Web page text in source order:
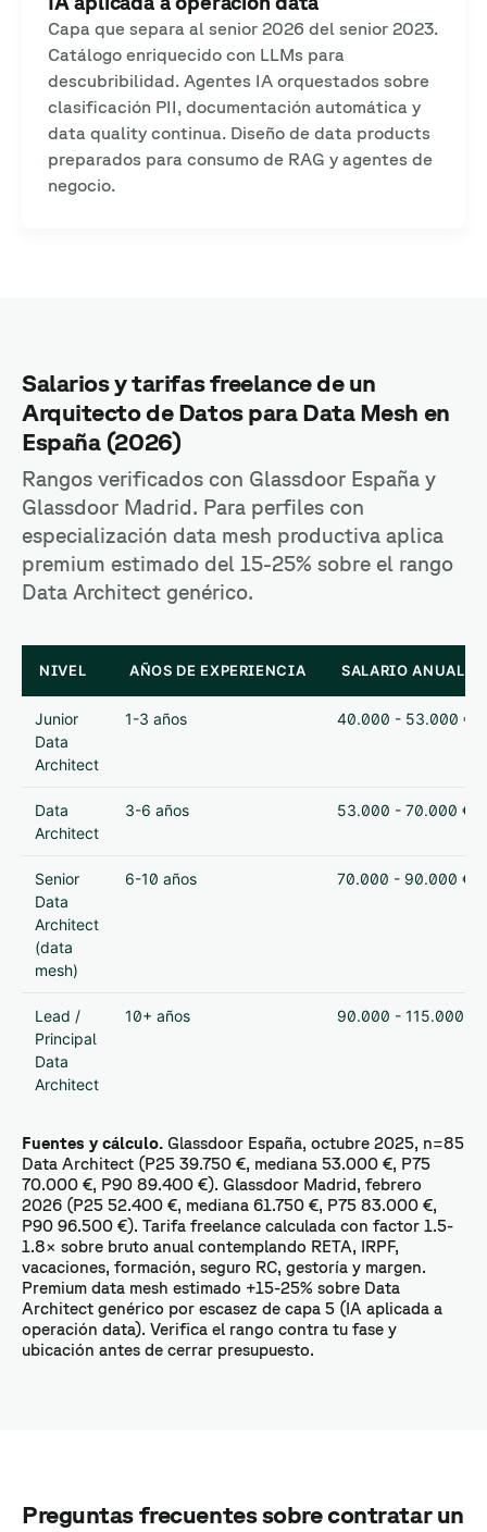
Capa que separa al senior 2026 del senior 2023.
Catálogo enriquecido con LLMs para
descubribilidad. Agentes IA orquestados sobre
clasificación PII, documentación automática y
data quality continua. Diseño de data products
preparados para consumo de RAG y agentes de
negocio.
Salarios y tarifas freelance de un
Arquitecto de Datos para Data Mesh en
España (2026)
Rangos verificados con Glassdoor España y
Glassdoor Madrid. Para perfiles con
especialización data mesh productiva aplica
premium estimado del 15-25% sobre el rango
Data Architect genérico.
NIVEL AÑOS DE EXPERIENCIA SALARIO ANUAL
Junior
Data
Architect
1-3 años 40.000 - 53.000 €
Data
Architect
3-6 años 53.000 - 70.000 €
Senior
Data
Architect
(data
mesh)
6-10 años 70.000 - 90.000 €
Lead /
Principal
Data
Architect
10+ años 90.000 - 115.000 €
Fuentes y cálculo. Glassdoor España, octubre 2025, n=85
Data Architect (P25 39.750 €, mediana 53.000 €, P75
70.000 €, P90 89.400 €). Glassdoor Madrid, febrero
2026 (P25 52.400 €, mediana 61.750 €, P75 83.000 €,
P90 96.500 €). Tarifa freelance calculada con factor 1.5-
1.8× sobre bruto anual contemplando RETA, IRPF,
vacaciones, formación, seguro RC, gestoría y margen.
Premium data mesh estimado +15-25% sobre Data
Architect genérico por escasez de capa 5 (IA aplicada a
operación data). Verifica el rango contra tu fase y
ubicación antes de cerrar presupuesto.
Preguntas frecuentes sobre contratar un